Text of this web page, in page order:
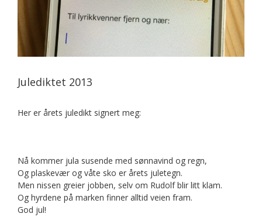
Julediktet 2013
Her er årets juledikt signert meg:
Nå kommer jula susende med sønnavind og regn,
Og plaskevær og våte sko er årets juletegn.
Men nissen greier jobben, selv om Rudolf blir litt klam.
Og hyrdene på marken finner alltid veien fram.
God jul!